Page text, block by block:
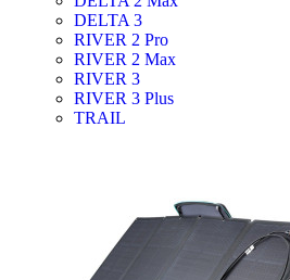
DELTA 3
RIVER 2 Pro
RIVER 2 Max
RIVER 3
RIVER 3 Plus
TRAIL